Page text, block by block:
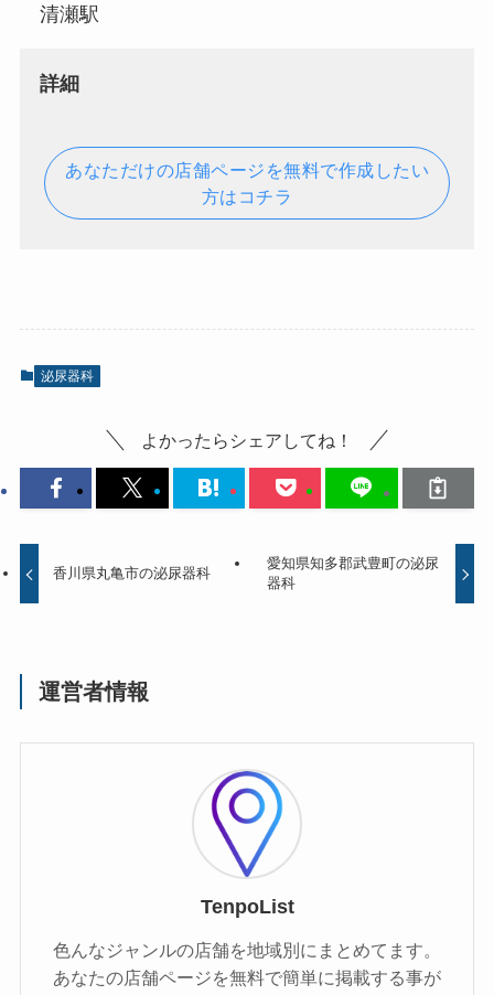
清瀬駅
詳細
あなただけの店舗ページを無料で作成したい
方はコチラ
泌尿器科
よかったらシェアしてね！
香川県丸亀市の泌尿器科
愛知県知多郡武豊町の泌尿
器科
運営者情報
TenpoList
色んなジャンルの店舗を地域別にまとめてます。
あなたの店舗ページを無料で簡単に掲載する事が